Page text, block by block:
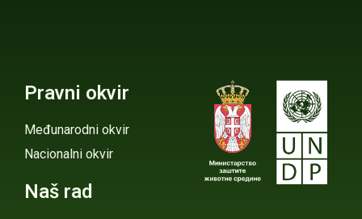
Pravni okvir
Međunarodni okvir
Nacionalni okvir
Naš rad